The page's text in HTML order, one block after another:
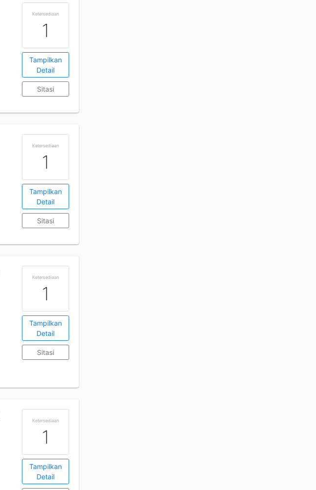
Ketersediaan
1
Tampilkan
Detail
Sitasi
Ketersediaan
1
Tampilkan
Detail
Sitasi
Ketersediaan
1
Tampilkan
Detail
Sitasi
Ketersediaan
1
Tampilkan
Detail